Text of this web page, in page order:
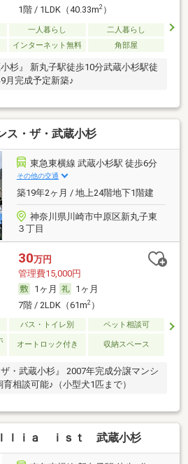
1階 / 1LDK（40.33m2）
一人暮らし
二人暮らし
インターネット無料 角部屋
小杉』 新丸子駅徒歩10分武蔵小杉駅徒
月完成予定新築♪
ス・ザ・武蔵小杉
東急東横線 武蔵小杉駅 徒歩6分
その他の交通
築19年2ヶ月 / 地上24階地下1階建
神奈川県川崎市中原区新丸子東
３丁目
30万円
管理費15,000円
1ヶ月
1ヶ月
7階 / 2LDK（61m2）
バス・トイレ別
ペット相談可
オートロック付き 収納スペース
ザ・武蔵小杉』 2007年完成分譲マンシ
相談可能♪（小型犬1匹まで）
ｌｉａ ｉｓｔ 武蔵小杉